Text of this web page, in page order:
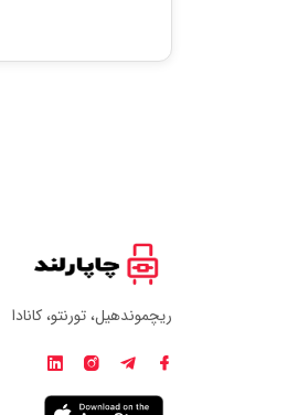
ریچموندهیل، تورنتو، کانادا